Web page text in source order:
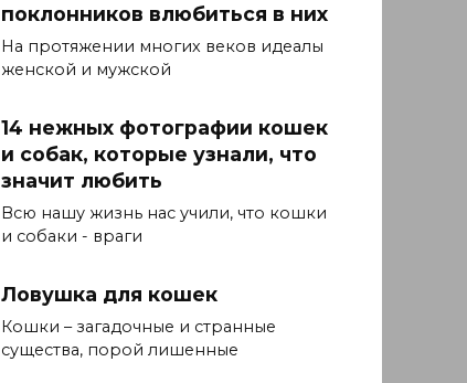
поклонников влюбиться в них
На протяжении многих веков идеалы
женской и мужской
14 нежных фотографии кошек
и собак, которые узнали, что
значит любить
Всю нашу жизнь нас учили, что кошки
и собаки - враги
Ловушка для кошек
Кошки – загадочные и странные
существа, порой лишенные